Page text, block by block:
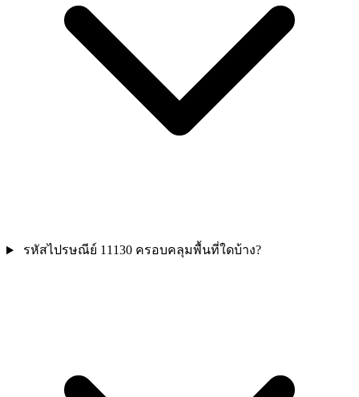
รหัสไปรษณีย์ 11130 ครอบคลุมพื้นที่ใดบ้าง?